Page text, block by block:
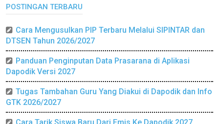
POSTINGAN TERBARU
Cara Mengusulkan PIP Terbaru Melalui SIPINTAR dan
DTSEN Tahun 2026/2027
Panduan Penginputan Data Prasarana di Aplikasi
Dapodik Versi 2027
Tugas Tambahan Guru Yang Diakui di Dapodik dan Info
GTK 2026/2027